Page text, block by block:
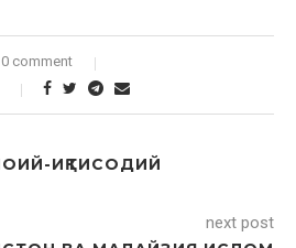
0 comment
ИҚТИСОДИЙ
next post